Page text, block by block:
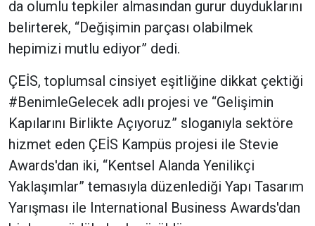
da olumlu tepkiler almasından gurur duyduklarını
belirterek, “Değişimin parçası olabilmek
hepimizi mutlu ediyor” dedi.
ÇEİS, toplumsal cinsiyet eşitliğine dikkat çektiği
#BenimleGelecek adlı projesi ve “Gelişimin
Kapılarını Birlikte Açıyoruz” sloganıyla sektöre
hizmet eden ÇEİS Kampüs projesi ile Stevie
Awards'dan iki, “Kentsel Alanda Yenilikçi
Yaklaşımlar” temasıyla düzenlediği Yapı Tasarım
Yarışması ile International Business Awards'dan